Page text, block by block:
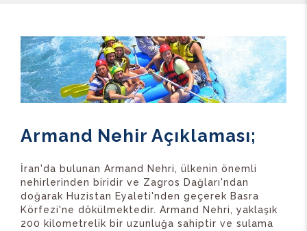
Armand Nehir Açıklaması;
İran'da bulunan Armand Nehri, ülkenin önemli
nehirlerinden biridir ve Zagros Dağları'ndan
doğarak Huzistan Eyaleti'nden geçerek Basra
Körfezi'ne dökülmektedir. Armand Nehri, yaklaşık
200 kilometrelik bir uzunluğa sahiptir ve sulama